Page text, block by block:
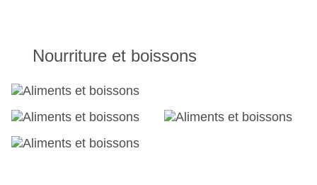
transats : gratuits, parasols : gratuits
Internet : Wi-Fi, dans tout l'hôtel (complexe) :
Service de blanchisserie : payant
Modes de paiement : TUI Card / VISA,
EC/Maestro
Nourriture et boissons